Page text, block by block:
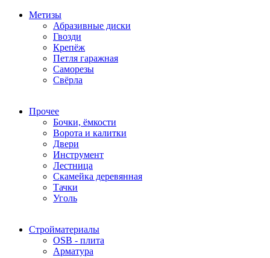
Метизы
Абразивные диски
Гвозди
Крепёж
Петля гаражная
Саморезы
Свёрла
Прочее
Бочки, ёмкости
Ворота и калитки
Двери
Инструмент
Лестница
Скамейка деревянная
Тачки
Уголь
Стройматериалы
OSB - плита
Арматура